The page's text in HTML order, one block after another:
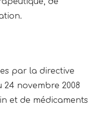
par la directive
24 novembre 2008
et de médicaments